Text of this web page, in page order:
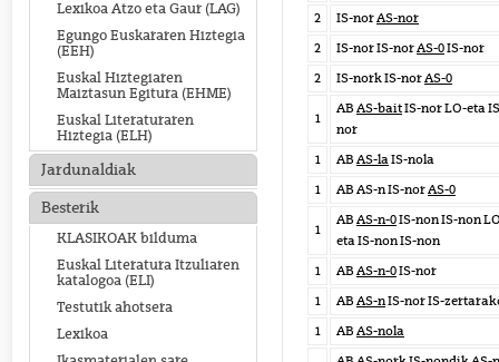
Lexikoa Atzo eta Gaur (LAG)
Egungo Euskararen Hiztegia
(EEH)
Euskal Hiztegiaren
Maiztasun Egitura (EHME)
Euskal Literaturaren
Hiztegia (ELH)
Jardunaldiak
Besterik
KLASIKOAK bilduma
Euskal Literatura Itzuliaren
katalogoa (ELI)
Testutik ahotsera
Lexikoa
2
IS-norAS-nor
2
IS-nor IS-norAS-0IS-nor
2
IS-nork IS-norAS-0
1
AB AS-baitIS-nor LO-eta
nor
1
AB AS-laIS-nola
1
AB AS-n IS-norAS-0
1
AB AS-n-0IS-non IS-non
eta IS-non IS-non
1
AB AS-n-0IS-nor
1
AB AS-nIS-nor IS-
1
AB AS-nola